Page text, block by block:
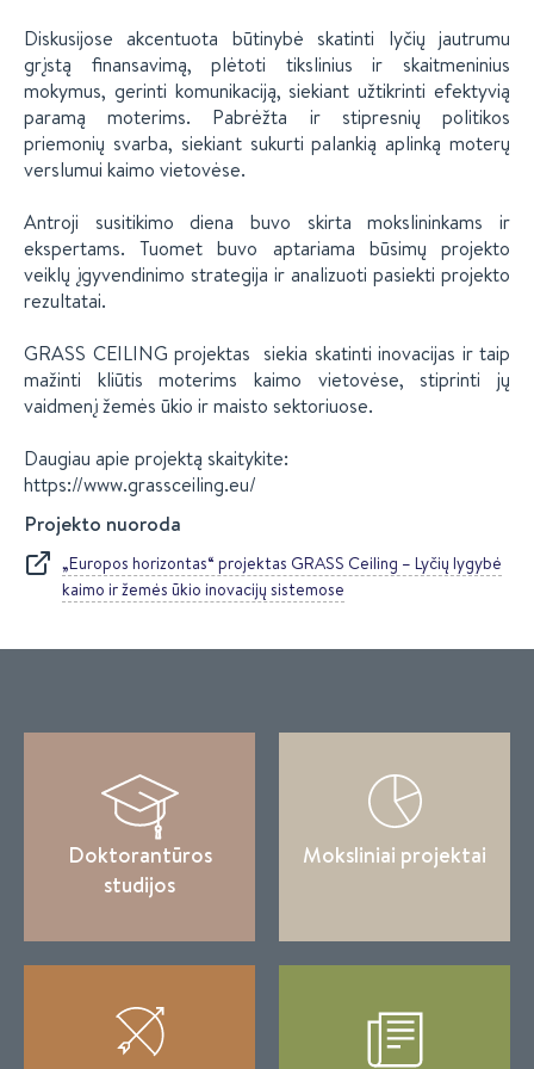
Diskusijose akcentuota būtinybė skatinti lyčių jautrumu
grįstą finansavimą, plėtoti tikslinius ir skaitmeninius
mokymus, gerinti komunikaciją, siekiant užtikrinti efektyvią
paramą moterims. Pabrėžta ir stipresnių politikos
priemonių svarba, siekiant sukurti palankią aplinką moterų
verslumui kaimo vietovėse.
Antroji susitikimo diena buvo skirta mokslininkams ir
ekspertams. Tuomet buvo aptariama būsimų projekto
veiklų įgyvendinimo strategija ir analizuoti pasiekti projekto
rezultatai.
GRASS CEILING projektas siekia skatinti inovacijas ir taip
mažinti kliūtis moterims kaimo vietovėse, stiprinti jų
vaidmenį žemės ūkio ir maisto sektoriuose.
Daugiau apie projektą skaitykite:
https://www.grassceiling.eu/
Projekto nuoroda
„Europos horizontas“ projektas GRASS Ceiling – Lyčių lygybė
kaimo ir žemės ūkio inovacijų sistemose
Doktorantūros
studijos
Moksliniai projektai